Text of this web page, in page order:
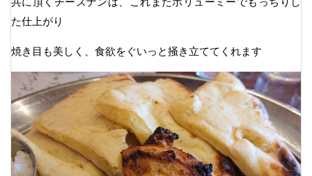
た仕上がり
焼き目も美しく、食欲をぐいっと掻き立ててくれます